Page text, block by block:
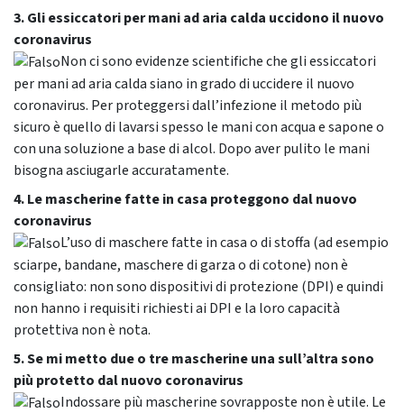
3. Gli essiccatori per mani ad aria calda uccidono il nuovo
coronavirus
Non ci sono evidenze scientifiche che gli essiccatori
per mani ad aria calda siano in grado di uccidere il nuovo
coronavirus. Per proteggersi dall’infezione il metodo più
sicuro è quello di lavarsi spesso le mani con acqua e sapone o
con una soluzione a base di alcol. Dopo aver pulito le mani
bisogna asciugarle accuratamente.
4. Le mascherine fatte in casa proteggono dal nuovo
coronavirus
L’uso di maschere fatte in casa o di stoffa (ad esempio
sciarpe, bandane, maschere di garza o di cotone) non è
consigliato: non sono dispositivi di protezione (DPI) e quindi
non hanno i requisiti richiesti ai DPI e la loro capacità
protettiva non è nota.
5. Se mi metto due o tre mascherine una sull’altra sono
più protetto dal nuovo coronavirus
Indossare più mascherine sovrapposte non è utile. Le